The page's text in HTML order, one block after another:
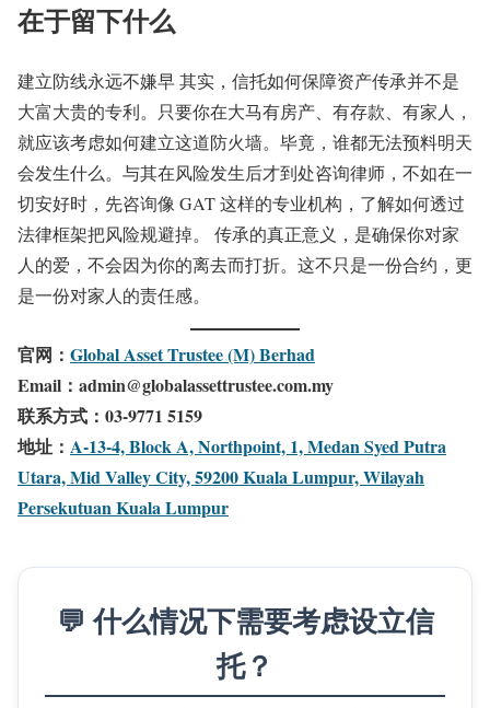
在于留下什么
建立防线永远不嫌早 其实，信托如何保障资产传承并不是
大富大贵的专利。只要你在大马有房产、有存款、有家人，
就应该考虑如何建立这道防火墙。毕竟，谁都无法预料明天
会发生什么。与其在风险发生后才到处咨询律师，不如在一
切安好时，先咨询像 GAT 这样的专业机构，了解如何透过
法律框架把风险规避掉。 传承的真正意义，是确保你对家
人的爱，不会因为你的离去而打折。这不只是一份合约，更
是一份对家人的责任感。
官网： Global Asset Trustee (M) Berhad
Email：admin@globalassettrustee.com.my
联系方式：03-9771 5159
地址： A-13-4, Block A, Northpoint, 1, Medan Syed Putra
Utara, Mid Valley City, 59200 Kuala Lumpur, Wilayah
Persekutuan Kuala Lumpur
💬 什么情况下需要考虑设立信
托？